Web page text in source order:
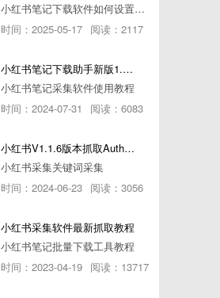
小红书笔记下载软件如何设置浏览器路径
时间：2025-05-17 阅读：2117
小红书笔记下载助手新版1.1.7版本使用教程
小红书笔记采集软件使用教程
时间：2024-07-31
阅读：6083
小红书V1.1.6版本抓取AuthorId最新教程
小红书采集关键词采集
时间：2024-06-23 阅读：3056
小红书采集软件最新抓取教程
小红书笔记批量下载工具教程
时间：2023-04-19 阅读：13717